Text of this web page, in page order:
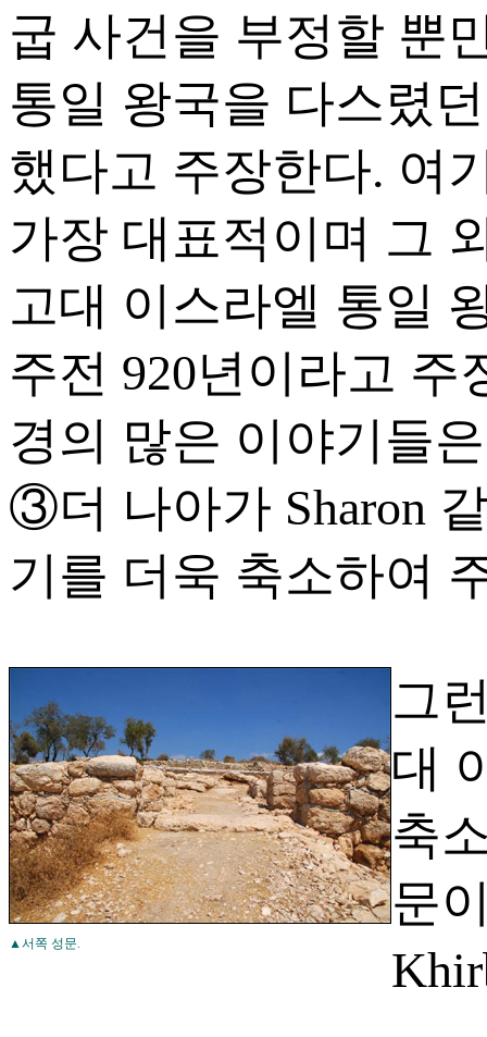
굽 사건을 부정할 뿐
통일 왕국을 다스렸
했다고 주장한다. 여
가장 대표적이며 그
고대 이스라엘 통일
주전 920년이라고
경의 많은 이야기들
③더 나아가 Sharon
기를 더욱 축소하여
▲서쪽 성문.
그
대
축
문